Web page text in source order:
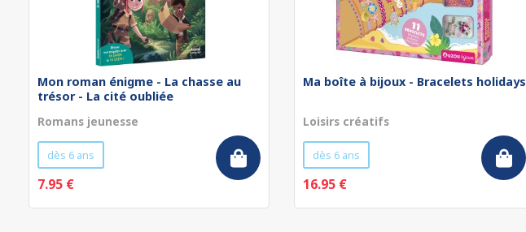
Mon roman énigme - La chasse au
trésor - La cité oubliée
Romans jeunesse
dès 6 ans
7.95 €
Ma boîte à bijoux - Bracelets holidays
Loisirs créatifs
dès 6 ans
16.95 €